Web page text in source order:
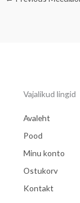
Vajalikud lingid
Avaleht
Pood
Minu konto
Ostukorv
Kontakt